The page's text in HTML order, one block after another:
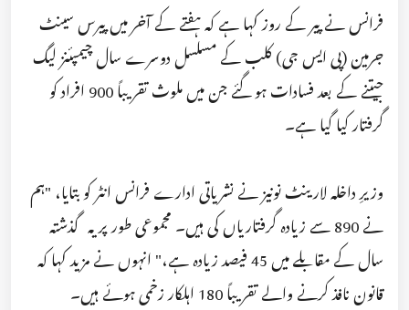
فرانس نے پیر کے روز کہا ہے کہ ہفتے کے آخر میں پیرس سینٹ
جرمین (پی ایس جی) کلب کے مسلسل دوسرے سال چیمپئنز لیگ
جیتنے کے بعد فسادات ہو گئے جن میں ملوث تقریباً 900 افراد کو
گرفتار کیا گیا ہے۔
وزیرِ داخلہ لارینٹ نونیز نے نشریاتی ادارے فرانس انٹر کو بتایا، "ہم
نے 890 سے زیادہ گرفتاریاں کی ہیں۔ مجموعی طور پر یہ گذشتہ
سال کے مقابلے میں 45 فیصد زیادہ ہے،" انہوں نے مزید کہا کہ
قانون نافذ کرنے والے تقریباً 180 اہلکار زخمی ہوئے ہیں۔